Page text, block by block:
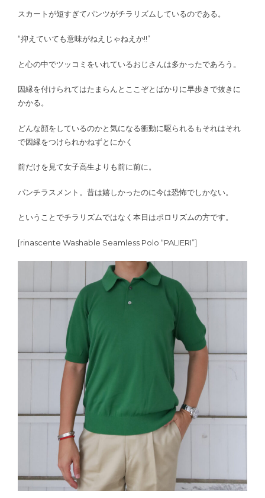
スカートが短すぎてパンツがチラリズムしているのである。
“抑えていても意味がねえじゃねえか!!”
と心の中でツッコミをいれているおじさんは多かったであろう。
因縁を付けられてはたまらんとここぞとばかりに早歩きで抜きに
かかる。
どんな顔をしているのかと気になる衝動に駆られるもそれはそれ
で因縁をつけられかねずとにかく
前だけを見て女子高生よりも前に前に。
パンチラスメント。昔は嬉しかったのに今は恐怖でしかない。
ということでチラリズムではなく本日はポロリズムの方です。
[rinascente Washable Seamless Polo “PALIERI”]